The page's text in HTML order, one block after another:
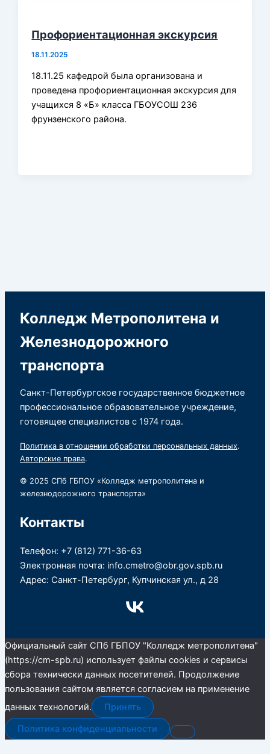
Профориентационная экскурсия
18.11.2025
18.11.25 кафедрой была организована и
проведена профориентационная экскурсия для
учащихся 8 «Б» класса ГБОУСОШ 236
фрунзенского района.
Колледж Метрополитена и
Железнодорожного
транспорта
Санкт-Петербургское государственное бюджетное
профессиональное образовательное учреждение,
готовящее специалистов с 1974 года.
Политика в отношении обработки персональных данных.
Авторские права.
© 2025 СПб ГБПОУ «Колледж метрополитена и
железнодорожного транспорта»
Контакты
Телефон: +7 (812) 771-36-63
Электронная почта: info.cmetro@obr.gov.spb.ru
Адрес: Санкт-Петербург, Купчинская ул., д 28
Официальный сайт СПб ГБПОУ "Колледж метрополитена"
(https://cm-spb.ru) использует файлы cookies и сервисы
сбора технически данных посетителей. Продолжение
пользования сайтом является согласием на применение
данных технологий.
Принять
Политика конфиденциальности